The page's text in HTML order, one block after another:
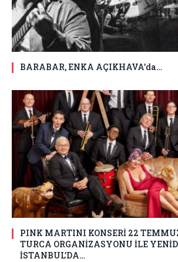
BARABAR, ENKA AÇIKHAVA’da…
PINK MARTINI KONSERİ 22
TURCA ORGANİZASYONU İLE
İSTANBUL’DA…